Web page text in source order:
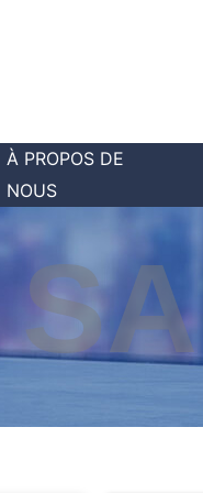
À PROPOS DE
NOUS